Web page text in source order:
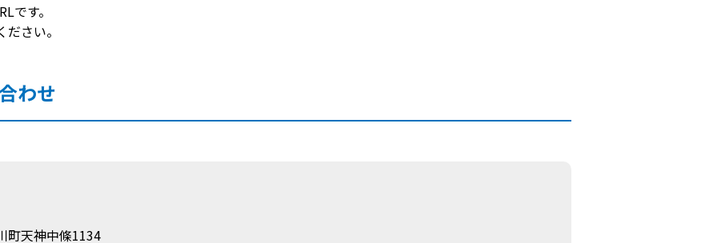
です。
さい。
わせ
町天神中條1134